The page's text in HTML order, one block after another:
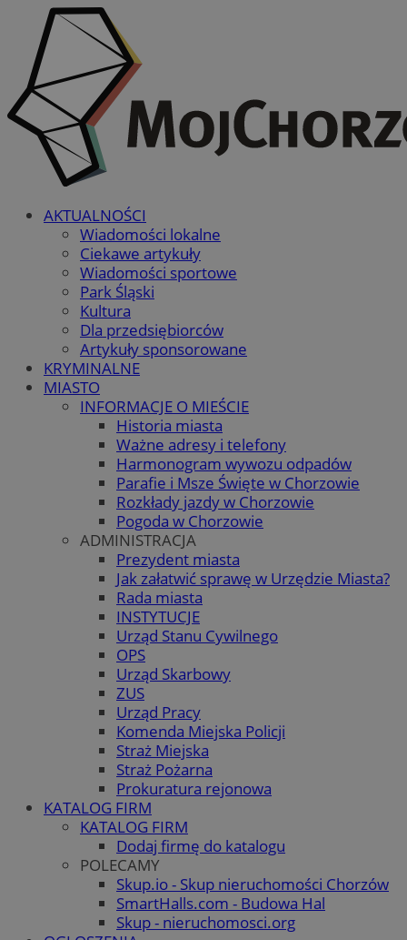
AKTUALNOŚCI
Wiadomości lokalne
Ciekawe artykuły
Wiadomości sportowe
Park Śląski
Kultura
Dla przedsiębiorców
Artykuły sponsorowane
KRYMINALNE
MIASTO
INFORMACJE O MIEŚCIE
Historia miasta
Ważne adresy i telefony
Harmonogram wywozu odpadów
Parafie i Msze Święte w Chorzowie
Rozkłady jazdy w Chorzowie
Pogoda w Chorzowie
ADMINISTRACJA
Prezydent miasta
Jak załatwić sprawę w Urzędzie Miasta?
Rada miasta
INSTYTUCJE
Urząd Stanu Cywilnego
OPS
Urząd Skarbowy
ZUS
Urząd Pracy
Komenda Miejska Policji
Straż Miejska
Straż Pożarna
Prokuratura rejonowa
KATALOG FIRM
KATALOG FIRM
Dodaj firmę do katalogu
POLECAMY
Skup.io - Skup nieruchomości Chorzów
SmartHalls.com - Budowa Hal
Skup - nieruchomosci.org